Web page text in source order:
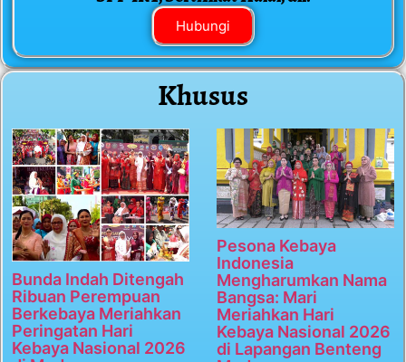
Hubungi
Khusus
Bunda Indah Ditengah
Ribuan Perempuan
Berkebaya Meriahkan
Peringatan Hari
Kebaya Nasional 2026
Pesona Kebaya
Indonesia
Mengharumkan Nama
Bangsa: Mari
Meriahkan Hari
Kebaya Nasional 2026
di Lapangan Benteng